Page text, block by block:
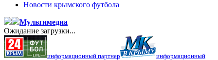
Новости крымского футбола
Мультимедиа
Ожидание загрузки...
информационный партнер
информационный